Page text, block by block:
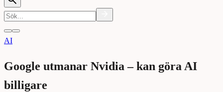
AI
Google utmanar Nvidia – kan göra AI
billigare